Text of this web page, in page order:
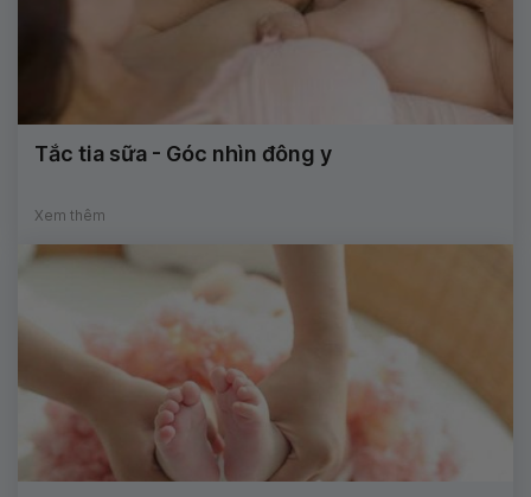
Tắc tia sữa - Góc nhìn đông y
Xem thêm